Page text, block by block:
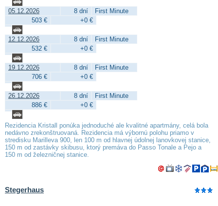
05.12.2026 8 dní
First Minute
503 €
+0 €
12.12.2026 8 dní
First Minute
532 €
+0 €
19.12.2026 8 dní
First Minute
706 €
+0 €
26.12.2026 8 dní
First Minute
886 €
+0 €
Rezidencia Kristall ponúka jednoduché ale kvalitné apartmány, celá bola
nedávno zrekonštruovaná. Rezidencia má výbornú polohu priamo v
stredisku Marilleva 900, len 100 m od hlavnej údolnej lanovkovej stanice,
150 m od zastávky skibusu, ktorý premáva do Passo Tonale a Pejo a
150 m od železničnej stanice.
Stegerhaus